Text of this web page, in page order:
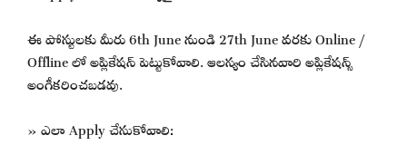
ఈ పోస్టులకు మీరు 6th June నుండి 27th June వరకు Online /
Offline లో అప్లికేషన్ పెట్టుకోవాలి. ఆలస్యం చేసినవారి అప్లికేషన్స్
అంగీకరించబడవు.
» ఎలా Apply చేసుకోవాలి: